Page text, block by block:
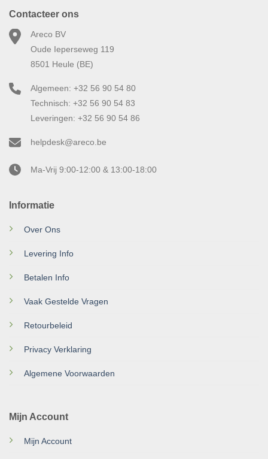
Informatie
Over Ons
Levering Info
Betalen Info
Vaak Gestelde Vragen
Retourbeleid
Privacy Verklaring
Algemene Voorwaarden
Mijn Account
Mijn Account
Contacteer ons
Areco BV
Oude Ieperseweg 119
8501 Heule (BE)
Algemeen: +32 56 90 54 80
Technisch: +32 56 90 54 83
Leveringen: +32 56 90 54 86
helpdesk@areco.be
Ma-Vrij 9:00-12:00 & 13:00-18:00